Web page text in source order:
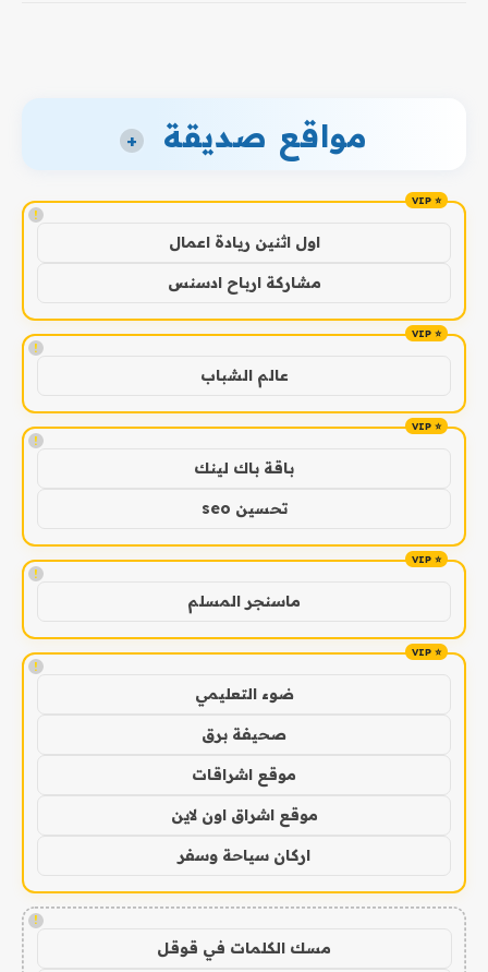
مواقع صديقة +
!
اول اثنين ريادة اعمال
مشاركة ارباح ادسنس
!
عالم الشباب
!
باقة باك لينك
تحسين seo
!
ماسنجر المسلم
!
ضوء التعليمي
صحيفة برق
موقع اشراقات
موقع اشراق اون لاين
اركان سياحة وسفر
!
مسك الكلمات في قوقل